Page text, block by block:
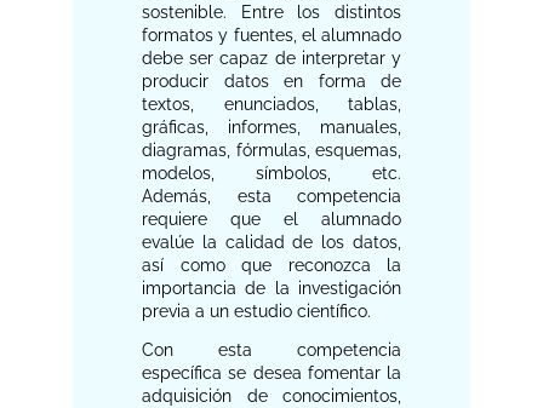
sostenible. Entre los distintos
formatos y fuentes, el alumnado
debe ser capaz de interpretar y
producir datos en forma de
textos, enunciados, tablas,
gráficas, informes, manuales,
diagramas, fórmulas, esquemas,
modelos, símbolos, etc.
Además, esta competencia
requiere que el alumnado
evalúe la calidad de los datos,
así como que reconozca la
importancia de la investigación
previa a un estudio científico.
Con esta competencia
específica se desea fomentar la
adquisición de conocimientos,